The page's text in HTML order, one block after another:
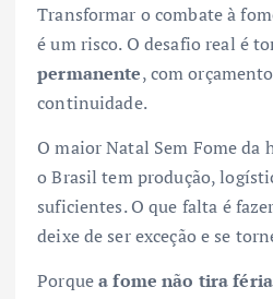
Transformar o combate à
é um risco. O desafio real é
permanente, com
continuidade.
O maior Natal Sem Fome da
o Brasil tem produção,
suficientes. O que falta é
deixe de ser exceção e se
Porquea fome não tira